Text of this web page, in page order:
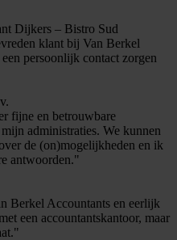
Dijkers – Bistro Sud
klant bij Van Berkel
persoonlijk contact zorgen
fijne en betrouwbare
administraties. We kunnen
de (on)mogelijkheden en ik
antwoorden."
Berkel Accountants en eerlijk
een accountantskantoor, maar